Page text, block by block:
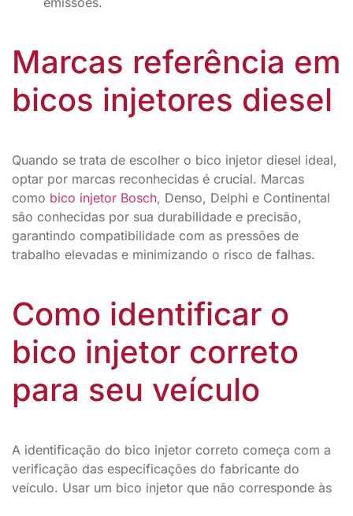
Marcas referência em
bicos injetores diesel
Quando se trata de escolher o bico injetor diesel ideal,
optar por marcas reconhecidas é crucial. Marcas
como bico injetor Bosch, Denso, Delphi e Continental
são conhecidas por sua durabilidade e precisão,
garantindo compatibilidade com as pressões de
trabalho elevadas e minimizando o risco de falhas.
Como identificar o
bico injetor correto
para seu veículo
A identificação do bico injetor correto começa com a
verificação das especificações do fabricante do
veículo. Usar um bico injetor que não corresponde às